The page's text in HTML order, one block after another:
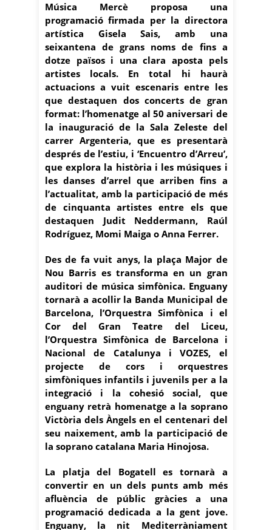
Música Mercè proposa una
programació firmada per la directora
artística Gisela Sais, amb una
seixantena de grans noms de fins a
dotze països i una clara aposta pels
artistes locals. En total hi haurà
actuacions a vuit escenaris entre les
que destaquen dos concerts de gran
format: l’homenatge al 50 aniversari de
la inauguració de la Sala Zeleste del
carrer Argenteria, que es presentarà
després de l’estiu, i ‘Encuentro d’Arreu’,
que explora la història i les músiques i
les danses d’arrel que arriben fins a
l’actualitat, amb la participació de més
de cinquanta artistes entre els que
destaquen Judit Neddermann, Raúl
Rodríguez, Momi Maiga o Anna Ferrer.
Des de fa vuit anys, la plaça Major de
Nou Barris es transforma en un gran
auditori de música simfònica. Enguany
tornarà a acollir la Banda Municipal de
Barcelona, l’Orquestra Simfònica i el
Cor del Gran Teatre del Liceu,
l’Orquestra Simfònica de Barcelona i
Nacional de Catalunya i VOZES, el
projecte de cors i orquestres
simfòniques infantils i juvenils per a la
integració i la cohesió social, que
enguany retrà homenatge a la soprano
Victòria dels Àngels en el centenari del
seu naixement, amb la participació de
la soprano catalana Maria Hinojosa.
La platja del Bogatell es tornarà a
convertir en un dels punts amb més
afluència de públic gràcies a una
programació dedicada a la gent jove.
Enguany, la nit Mediterràniament